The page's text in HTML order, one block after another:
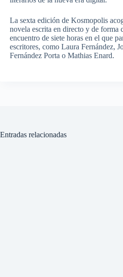
La sexta edición de Kosmopolis
novela escrita en directo y de forma
encuentro de siete horas en el que
escritores, como Laura Fernández,
Fernández Porta o Mathias Enard.
Entradas relacionadas